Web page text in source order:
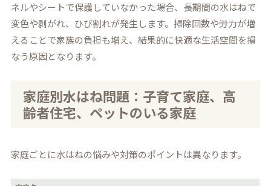
ネルやシートで保護していなかった場合、長期間の水はねで
変色や剥がれ、ひび割れが発生します。掃除回数や労力が増
えることで家族の負担も増え、結果的に快適な生活空間を損
なう原因となります。
家庭別水はね問題：子育て家庭、高
齢者住宅、ペットのいる家庭
家庭ごとに水はねの悩みや対策のポイントは異なります。